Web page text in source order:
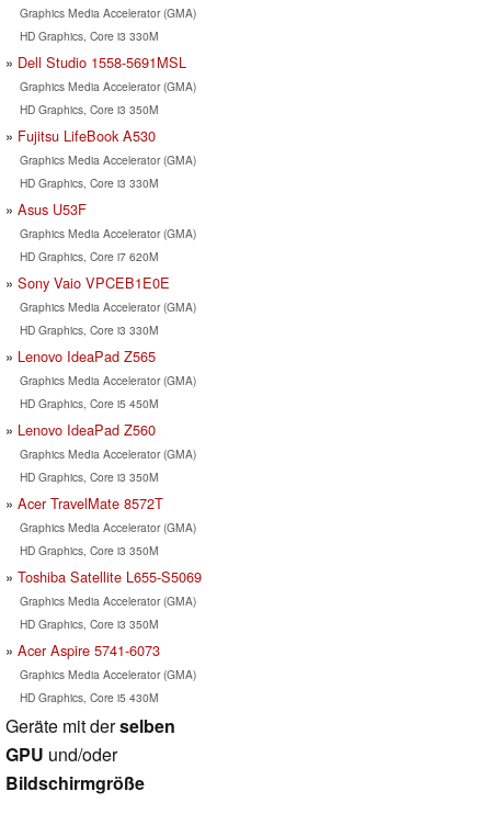
Graphics Media Accelerator (GMA)
HD Graphics, Core i3 330M
Dell Studio 1558-5691MSL
Graphics Media Accelerator (GMA)
HD Graphics, Core i3 350M
Fujitsu LifeBook A530
Graphics Media Accelerator (GMA)
HD Graphics, Core i3 330M
Asus U53F
Graphics Media Accelerator (GMA)
HD Graphics, Core i7 620M
Sony Vaio VPCEB1E0E
Graphics Media Accelerator (GMA)
HD Graphics, Core i3 330M
Lenovo IdeaPad Z565
Graphics Media Accelerator (GMA)
HD Graphics, Core i5 450M
Lenovo IdeaPad Z560
Graphics Media Accelerator (GMA)
HD Graphics, Core i3 350M
Acer TravelMate 8572T
Graphics Media Accelerator (GMA)
HD Graphics, Core i3 350M
Toshiba Satellite L655-S5069
Graphics Media Accelerator (GMA)
HD Graphics, Core i3 350M
Acer Aspire 5741-6073
Graphics Media Accelerator (GMA)
HD Graphics, Core i5 430M
Geräte mit derselben
GPU und/oder
Bildschirmgröße